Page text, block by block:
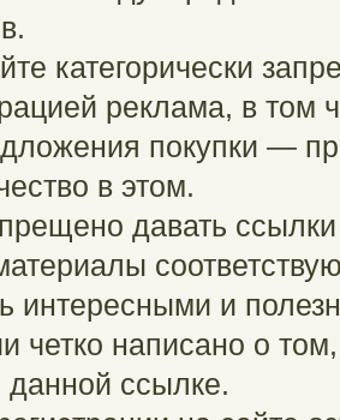
категорически
реклама, в том
покупки —
в этом.
давать
интересными и
четко написано о
данной ссылке.